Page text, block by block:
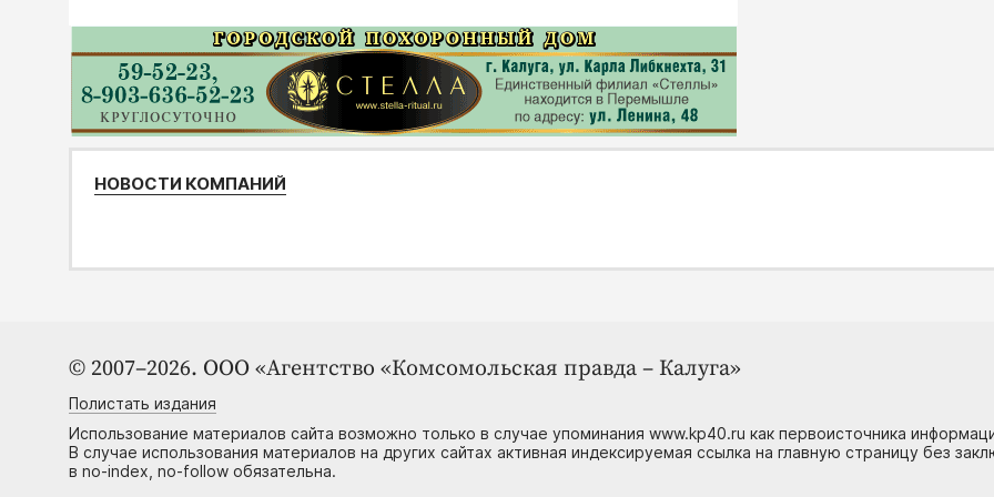
НОВОСТИ КОМПАНИЙ
© 2007–2026. ООО «Агентство «Комсомольская правда – Калуга»
Полистать издания
Использование материалов сайта возможно только в случае упоминания www.kp40.ru как первоисточника
В случае использования материалов на других сайтах активная индексируемая ссылка на главную страницу без
в no-index, no-follow обязательна.